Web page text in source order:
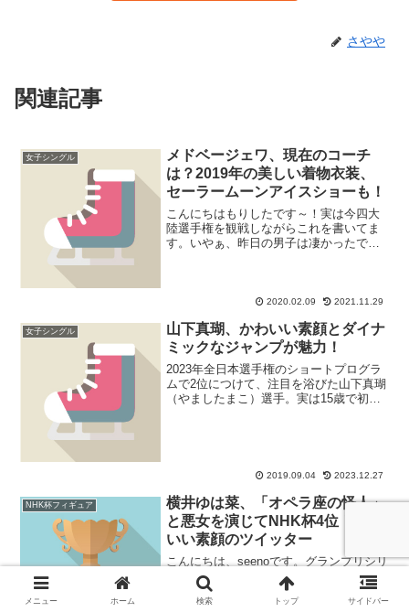
さやや
関連記事
女子シングル
メドベージェワ、現在のコーチ
は？2019年の美しい着物衣装、
セーラームーンアイスショーも！
こんにちはもりしたです～！実は今四大
陸選手権を観戦しながらこれを書いてま
す。いやぁ、昨日の男子は凄かったです
たしも大好きな選手なので...
2020.02.09 2021.11.29
女子シングル
山下真瑚、かわいい素顔とダイナ
ミックなジャンプが魅力！
2023年全日本選手権のショートプログラ
ムで2位につけて、注目を浴びた山下真瑚
（やましたまこ）選手。実は15歳で初出
2019.09.04 2023.12.27
NHK杯フィギュア
横井ゆは菜、「オペラ座の怪人」
と悪女を演じてNHK杯4位！かわ
いい素顔のツイッター
こんにちは、seenoです。グランプリシリ
ーズNHK杯で4位と大健闘、注目の横井ゆ
は菜（よこいゆはな）選手についてまと
めました！当ブログでは、フィギュアス
メニュー ホーム 検索 トップ サイドバー